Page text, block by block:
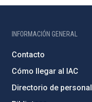
INFORMACIÓN GENERAL
Contacto
Cómo llegar al IAC
Directorio de personal